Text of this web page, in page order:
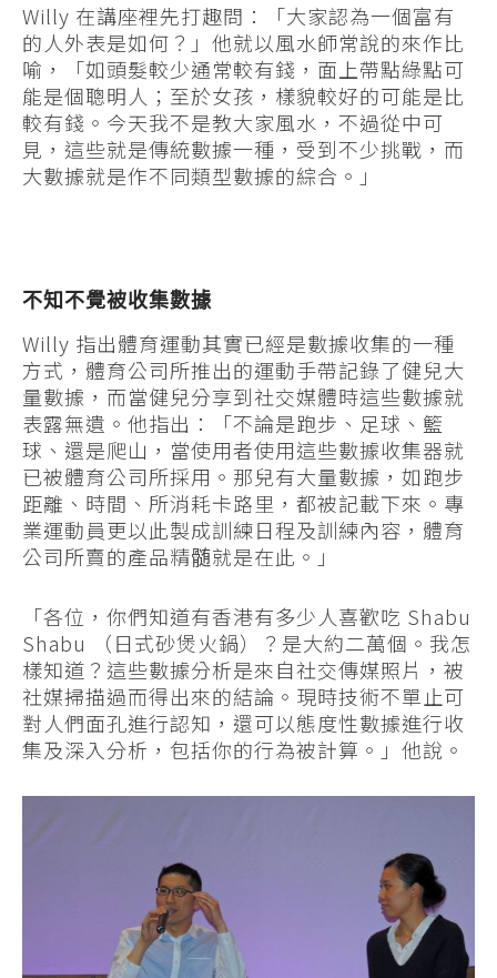
Willy 在講座裡先打趣問：「大家認為一個富有
的人外表是如何？」他就以風水師常說的來作比
喻，「如頭髮較少通常較有錢，面上帶點綠點可
能是個聰明人；至於女孩，樣貌較好的可能是比
較有錢。今天我不是教大家風水，不過從中可
見，這些就是傳統數據一種，受到不少挑戰，而
大數據就是作不同類型數據的綜合。」
不知不覺被收集數據
Willy 指出體育運動其實已經是數據收集的一種
方式，體育公司所推出的運動手帶記錄了健兒大
量數據，而當健兒分享到社交媒體時這些數據就
表露無遺。他指出：「不論是跑步、足球、籃
球、還是爬山，當使用者使用這些數據收集器就
已被體育公司所採用。那兒有大量數據，如跑步
距離、時間、所消耗卡路里，都被記載下來。專
業運動員更以此製成訓練日程及訓練內容，體育
公司所賣的產品精髄就是在此。」
「各位，你們知道有香港有多少人喜歡吃 Shabu
Shabu （日式砂煲火鍋）？是大約二萬個。我怎
樣知道？這些數據分析是來自社交傳媒照片，被
社媒掃描過而得出來的結論。現時技術不單止可
對人們面孔進行認知，還可以態度性數據進行收
集及深入分析，包括你的行為被計算。」他說。